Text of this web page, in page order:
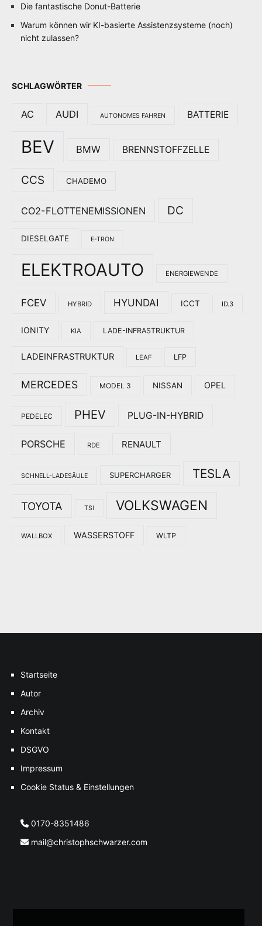
Die fantastische Donut-Batterie
Warum können wir KI-basierte Assistenzsysteme (noch)
nicht zulassen?
SCHLAGWÖRTER
AC AUDI AUTONOMES FAHREN BATTERIE
BEV BMW BRENNSTOFFZELLE
CCS CHADEMO
CO2-FLOTTENEMISSIONEN DC
DIESELGATE E-TRON
ELEKTROAUTO ENERGIEWENDE
FCEV HYBRID HYUNDAI ICCT ID.3
IONITY KIA LADE-INFRASTRUKTUR
LADEINFRASTRUKTUR LEAF LFP
MERCEDES MODEL 3 NISSAN OPEL
PEDELEC PHEV PLUG-IN-HYBRID
PORSCHE RDE RENAULT
SCHNELL-LADESÄULE SUPERCHARGER TESLA
TOYOTA TSI VOLKSWAGEN
WALLBOX WASSERSTOFF WLTP
Startseite
Autor
Archiv
Kontakt
DSGVO
Impressum
Cookie Status & Einstellungen
0170-8351486
mail@christophschwarzer.com